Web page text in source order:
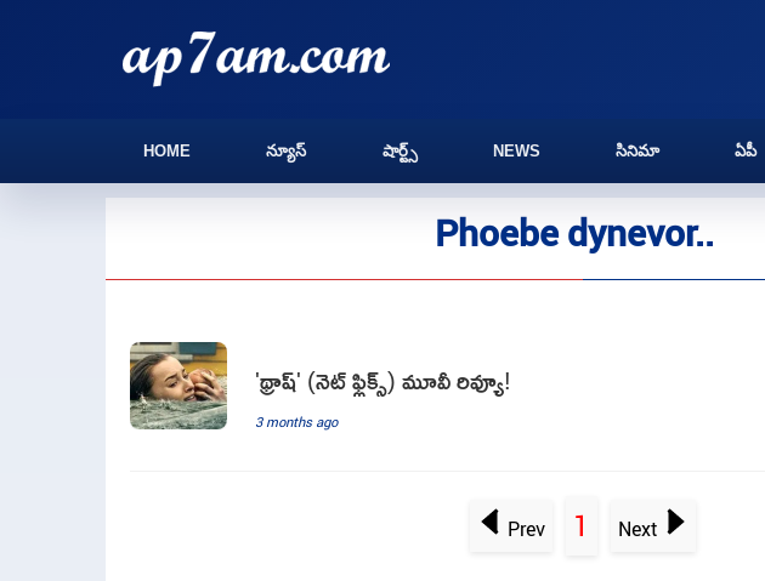
HOME న్యూస్ షార్ట్స్ NEWS సినిమా ఏపీ
Phoebe dynevor..
'థ్రాష్' (నెట్ ఫ్లిక్స్) మూవీ రివ్యూ!
3 months ago
Prev 1 Next